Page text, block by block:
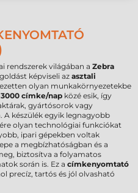
rendszerek világában a Zebra
képviseli az asztali
olyan munkakörnyezetekbe
3000 címke/nap közé esik, így
gyártósorok vagy
A készülék egyik legnagyobb
olyan technológiai funkciókat
ipari gépekben voltak
a megbízhatóságban és a
biztosítva a folyamatos
során is. Ez a címkenyomtató
precíz, tartós és jól olvasható